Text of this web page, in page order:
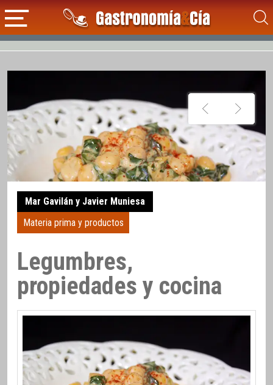
Mar Gavilán y Javier Muniesa
Materia prima y productos
Legumbres,
propiedades y cocina